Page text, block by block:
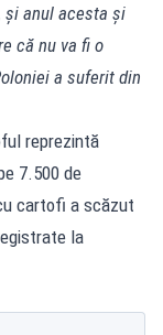
anul acesta şi
că nu va fi o
a suferit din
reprezintă
7.500 de
cartofi a scăzut
la